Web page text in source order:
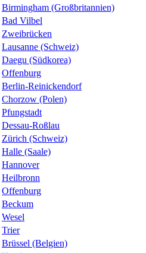
Birmingham (Großbritannien)
Bad Vilbel
Zweibrücken
Lausanne (Schweiz)
Daegu (Südkorea)
Offenburg
Berlin-Reinickendorf
Chorzow (Polen)
Pfungstadt
Dessau-Roßlau
Zürich (Schweiz)
Halle (Saale)
Hannover
Heilbronn
Offenburg
Beckum
Wesel
Trier
Brüssel (Belgien)